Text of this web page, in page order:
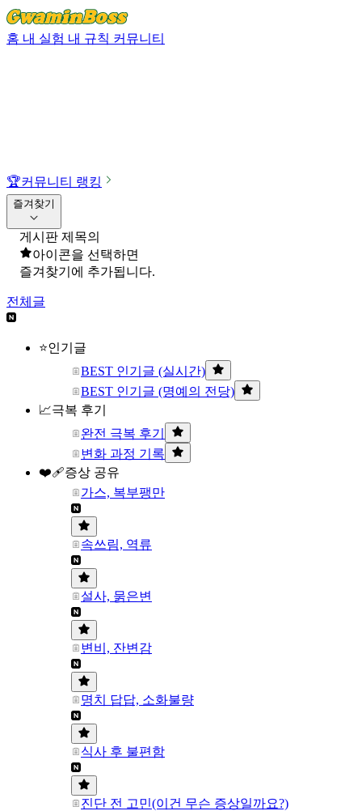
홈 내 실험 내 규칙 커뮤니티
🏆커뮤니티 랭킹
즐겨찾기
게시판 제목의
아이콘을 선택하면
즐겨찾기에 추가됩니다.
전체글
⭐인기글
BEST 인기글 (실시간)
BEST 인기글 (명예의 전당)
📈극복 후기
완전 극복 후기
변화 과정 기록
❤️‍🩹증상 공유
가스, 복부팽만
속쓰림, 역류
설사, 묽은변
변비, 잔변감
명치 답답, 소화불량
식사 후 불편함
진단 전 고민(이건 무슨 증상일까요?)